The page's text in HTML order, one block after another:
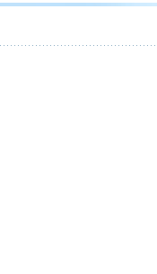
отчети
Новини